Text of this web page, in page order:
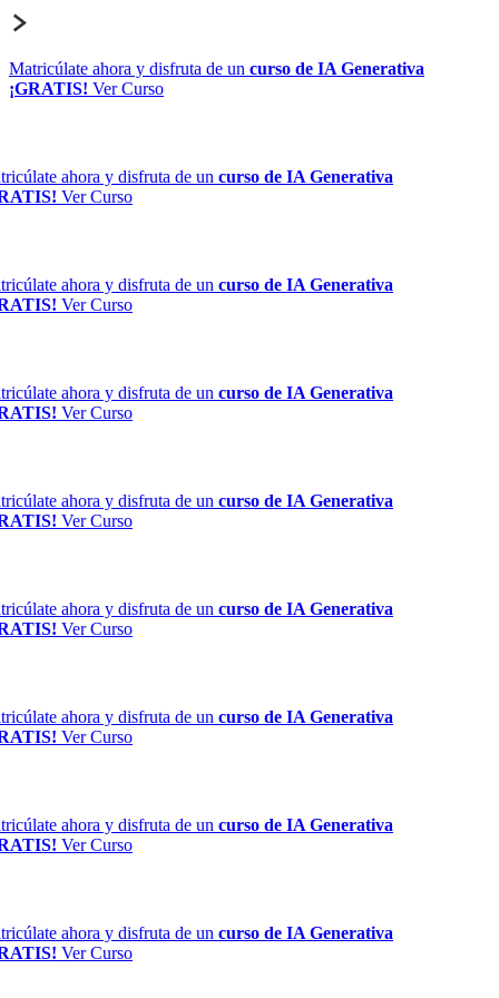
Matricúlate ahora y disfruta de un curso de IA Generativa
¡GRATIS! Ver Curso
ahora y disfruta de un curso de IA Generativa
Ver Curso
ahora y disfruta de un curso de IA Generativa
Ver Curso
ahora y disfruta de un curso de IA Generativa
Ver Curso
ahora y disfruta de un curso de IA Generativa
Ver Curso
ahora y disfruta de un curso de IA Generativa
Ver Curso
ahora y disfruta de un curso de IA Generativa
Ver Curso
ahora y disfruta de un curso de IA Generativa
Ver Curso
ahora y disfruta de un curso de IA Generativa
Ver Curso